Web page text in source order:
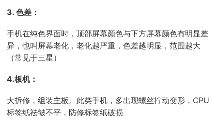
3. 色差：
手机在纯色界面时，顶部屏幕颜色与下方屏幕颜色有明显差
异，也叫屏幕老化，老化越严重，色差越明显，范围越大
（常见于三星）
4.板机：
大拆修，组装主板。此类手机，多出现螺丝拧动变形，CPU
标签纸祛皱不平，防修标签纸破损